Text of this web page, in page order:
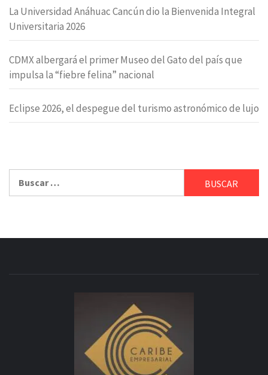
La Universidad Anáhuac Cancún dio la Bienvenida Integral
Universitaria 2026
CDMX albergará el primer Museo del Gato del país que
impulsa la “fiebre felina” nacional
Eclipse 2026, el despegue del turismo astronómico de lujo